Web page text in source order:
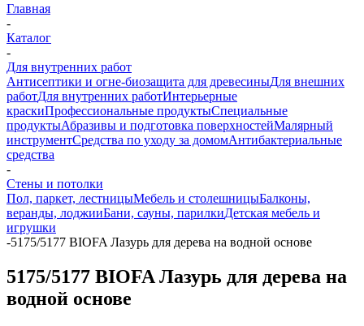
Главная
-
Каталог
-
Для внутренних работ
Антисептики и огне-биозащита для древесиныДля внешних
работДля внутренних работИнтерьерные
краскиПрофессиональные продуктыСпециальные
продуктыАбразивы и подготовка поверхностейМалярный
инструментСредства по уходу за домомАнтибактериальные
средства
-
Стены и потолки
Пол, паркет, лестницыМебель и столешницыБалконы,
веранды, лоджииБани, сауны, парилкиДетская мебель и
игрушки
-5175/5177 BIOFA Лазурь для дерева на водной основе
5175/5177 BIOFA Лазурь для дерева на
водной основе